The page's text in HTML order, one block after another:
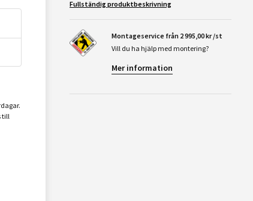
till
Fullständig produktbeskrivning
Montageservice från 2 995,00 kr /st
Vill du ha hjälp med montering?
Mer information